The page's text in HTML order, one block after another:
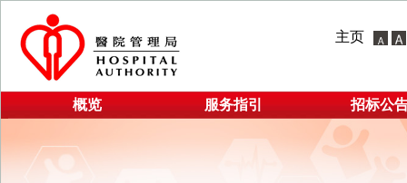
主页
概览 服务指引 招标公